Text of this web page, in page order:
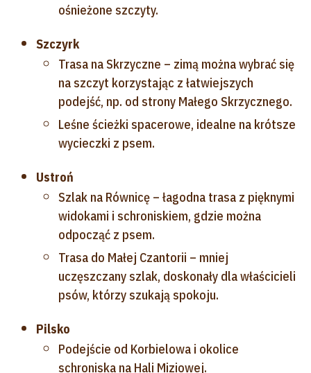
ośnieżone szczyty.
Szczyrk
Trasa na Skrzyczne – zimą można wybrać się
na szczyt korzystając z łatwiejszych
podejść, np. od strony Małego Skrzycznego.
Leśne ścieżki spacerowe, idealne na krótsze
wycieczki z psem.
Ustroń
Szlak na Równicę – łagodna trasa z pięknymi
widokami i schroniskiem, gdzie można
odpocząć z psem.
Trasa do Małej Czantorii – mniej
uczęszczany szlak, doskonały dla właścicieli
psów, którzy szukają spokoju.
Pilsko
Podejście od Korbielowa i okolice
schroniska na Hali Miziowej.